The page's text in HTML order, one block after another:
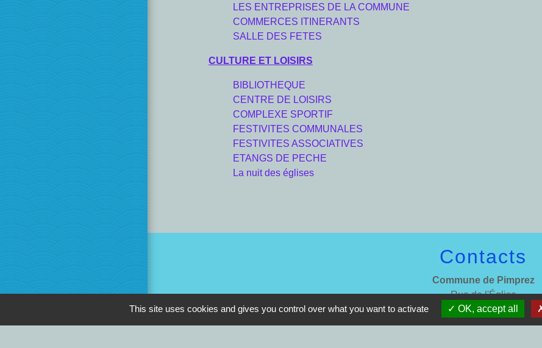
LES ENTREPRISES DE LA COMMUNE
COMMERCES ITINERANTS
SALLE DES FETES
CULTURE ET LOISIRS
BIBLIOTHEQUE
CENTRE DE LOISIRS
COMPLEXE SPORTIF
FESTIVITES COMMUNALES
FESTIVITES ASSOCIATIVES
ETANGS DE PECHE
La nuit des églises
Contacts
Commune de Pimprez
Rue de l'Église
60170 Pimprez - FRANCE
+33 3 44 76 84 84
This site uses cookies and gives you control over what you want to activate OK, accept all